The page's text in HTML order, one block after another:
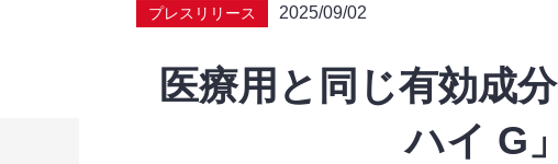
プレスリリース 2025/09/02
医療用と同じ有効成
ハイ G